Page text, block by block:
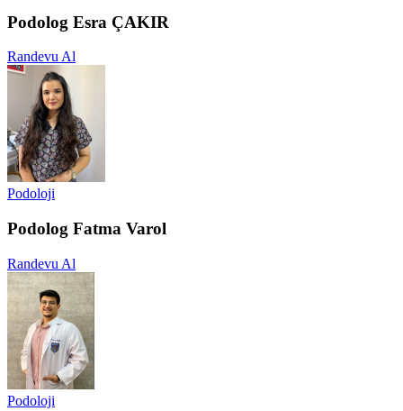
Podolog Esra ÇAKIR
Randevu Al
Podoloji
Podolog Fatma Varol
Randevu Al
Podoloji